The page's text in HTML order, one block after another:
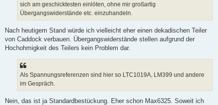
sich am geschicktesten einlöten, ohne mir großartig
Übergangswiderstände etc. einzuhandeln.
Nach heutigem Stand würde ich vielleicht eher einen dekadischen Teiler
von Caddock verbauen. Übergangswiderstände stellen aufgrund der
Hochohmigkeit des Teilers kein Problem dar.
Als Spannungsreferenzen sind hier so LTC1019A, LM399 und andere
im Gespräch.
Nein, das ist ja Standardbestückung. Eher schon Max6325. Soweit ich